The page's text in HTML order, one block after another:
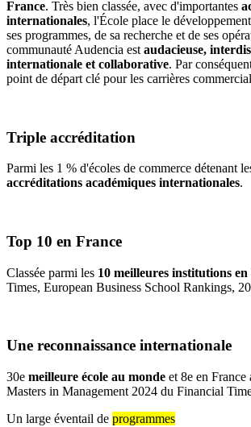
France. Très bien classée, avec d'importantes
internationales, l'École place le
ses programmes, de sa recherche et de ses
communauté Audencia est audacieuse,
internationale et collaborative. Par
point de départ clé pour les carrières
Triple accréditation
Parmi les 1 % d'écoles de commerce détenant
accréditations académiques internationales.
Top 10 en France
Classée parmi les 10 meilleures institutions
Times, European Business School Rankings,
Une reconnaissance internationale
30e meilleure école au monde et 8e en France
Masters in Management 2024 du Financial
Un large éventail de programmes